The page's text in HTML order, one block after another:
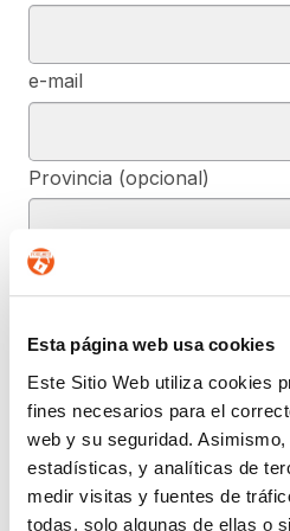
Esta página web usa cookies
Este Sitio Web utiliza cookies
fines necesarios para el
web y su seguridad.
estadísticas, y analíticas de
medir visitas y fuentes de
todas, solo algunas de ellas o
e-mail
Provincia (opcional)
Mensaje (opcional)
De conformidad con el RGPD y la
PRIVACIDAD DE DATOS, S.L. tratará
finalidad de contestar a las dudas y/
del presente formulario y facilitar la
ejercer, si lo desea, los derechos de
supresión, y demás reconocidos en
obtener más información acerca de
datos, acceda a nuestra política de